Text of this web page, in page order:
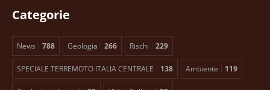
Categorie
News 788 Geologia 266 Rischi 229
SPECIALE TERREMOTO ITALIA CENTRALE 138 Ambiente 119